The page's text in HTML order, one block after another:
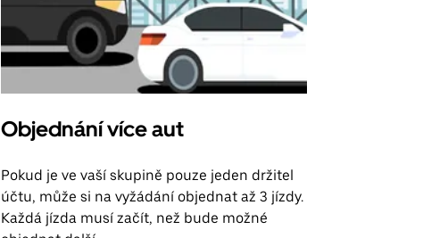
Objednání více aut
Pokud je ve vaší skupině pouze jeden držitel
účtu, může si na vyžádání objednat až 3 jízdy.
Každá jízda musí začít, než bude možné